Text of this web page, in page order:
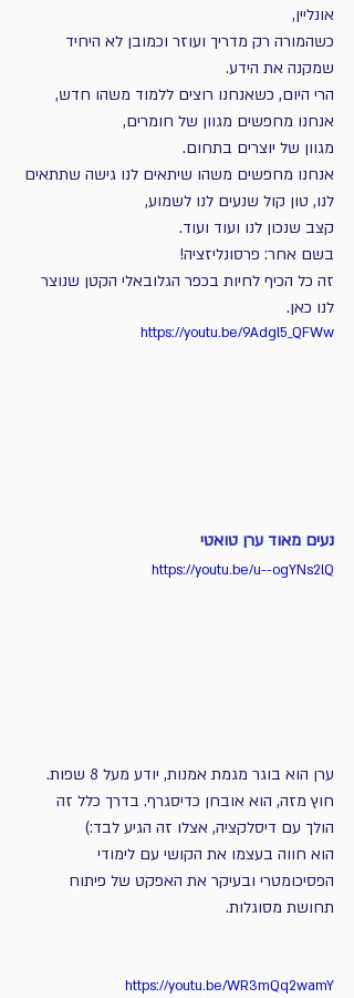
אונליין,
כשהמורה רק מדריך ועוזר וכמובן לא היחיד
שמקנה את הידע.
הרי היום, כשאנחנו רוצים ללמוד משהו חדש,
אנחנו מחפשים מגוון של חומרים,
מגוון של יוצרים בתחום.
אנחנו מחפשים משהו שיתאים לנו גישה שתתאים
לנו, טון קול שנעים לנו לשמוע,
קצב שנכון לנו ועוד ועוד.
בשם אחר: פרסונליזציה!
זה כל הכיף לחיות בכפר הגלובאלי הקטן שנוצר
לנו כאן.
https://youtu.be/9Adgl5_QFWw
נעים מאוד ערן טואטי
https://youtu.be/u--ogYNs2lQ
ערן הוא בוגר מגמת אמנות, יודע מעל 8 שפות.
חוץ מזה, הוא אובחן כדיסגרף. בדרך כלל זה
הולך עם דיסלקציה, אצלו זה הגיע לבד:)
הוא חווה בעצמו את הקושי עם לימודי
הפסיכומטרי ובעיקר את האפקט של פיתוח
תחושת מסוגלות.
https://youtu.be/WR3mQq2wamY